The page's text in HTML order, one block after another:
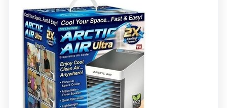
находились. Благодаря его мобильности, вы
всегда будете наслаждаться свежим
воздухом, даже в самый жаркий день.